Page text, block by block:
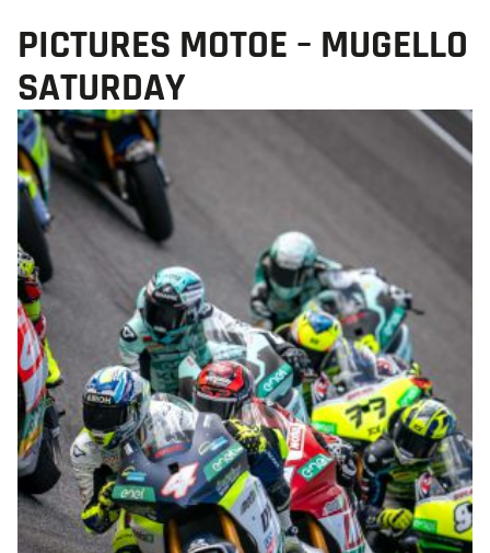
PICTURES MOTOE – MUGELLO
SATURDAY